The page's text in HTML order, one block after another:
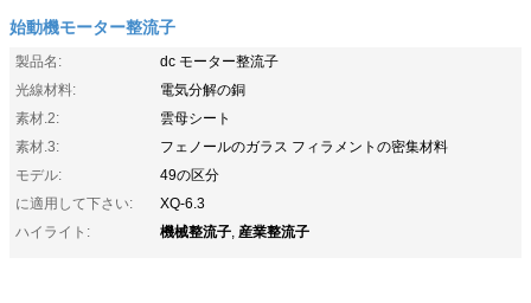
始動機モーター整流子
製品名:
dc モーター整流子
光線材料:
電気分解の銅
素材.2:
雲母シート
素材.3:
フェノールのガラス フィラメントの密集材料
モデル:
49の区分
に適用して下さい:
XQ-6.3
ハイライト:
機械整流子, 産業整流子